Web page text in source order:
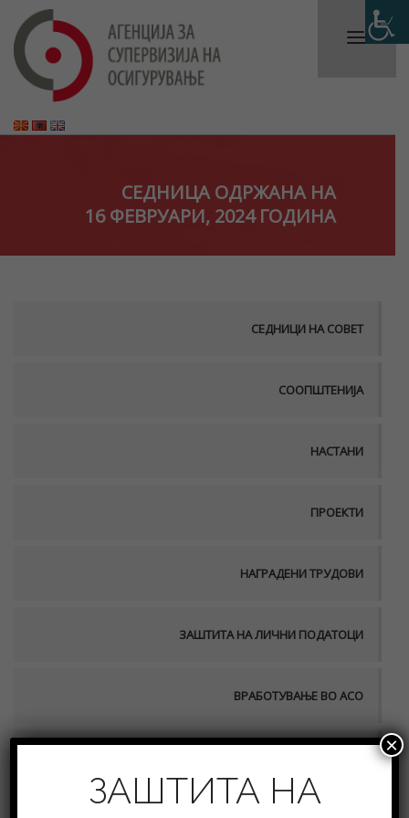
СЕДНИЦА ОДРЖАНА НА
16 ФЕВРУАРИ, 2024 ГОДИНА
СЕДНИЦИ НА СОВЕТ
СООПШТЕНИЈА
НАСТАНИ
ПРОЕКТИ
НАГРАДЕНИ ТРУДОВИ
ЗАШТИТА НА ЛИЧНИ ПОДАТОЦИ
ВРАБОТУВАЊЕ ВО АСО
ЗАШТИТА НА
×